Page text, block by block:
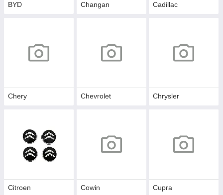
BYD Changan Cadillac
Chery Chevrolet Chrysler
Citroen Cowin Cupra